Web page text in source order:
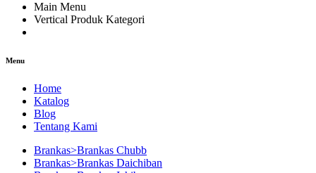
Main Menu
Vertical Produk Kategori
Menu
Home
Katalog
Blog
Tentang Kami
Brankas>Brankas Chubb
Brankas>Brankas Daichiban